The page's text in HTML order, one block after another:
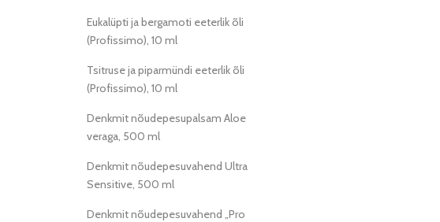
Eukalüpti ja bergamoti eeterlik õli
(Profissimo), 10 ml
Tsitruse ja piparmündi eeterlik õli
(Profissimo), 10 ml
Denkmit nõudepesupalsam Aloe
veraga, 500 ml
Denkmit nõudepesuvahend Ultra
Sensitive, 500 ml
Denkmit nõudepesuvahend „Pro